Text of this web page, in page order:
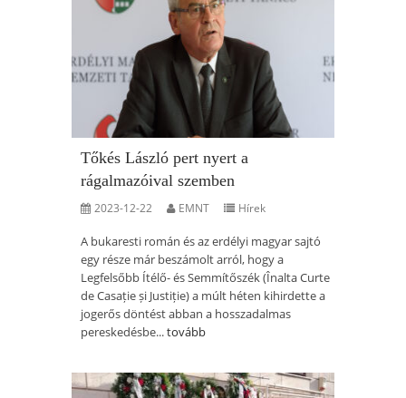
Tőkés László pert nyert a
rágalmazóival szemben
2023-12-22 EMNT Hírek
A bukaresti román és az erdélyi magyar sajtó
egy része már beszámolt arról, hogy a
Legfelsőbb Ítélő- és Semmítőszék (Înalta Curte
de Casație și Justiție) a múlt héten kihirdette a
jogerős döntést abban a hosszadalmas
pereskedésbe...tovább